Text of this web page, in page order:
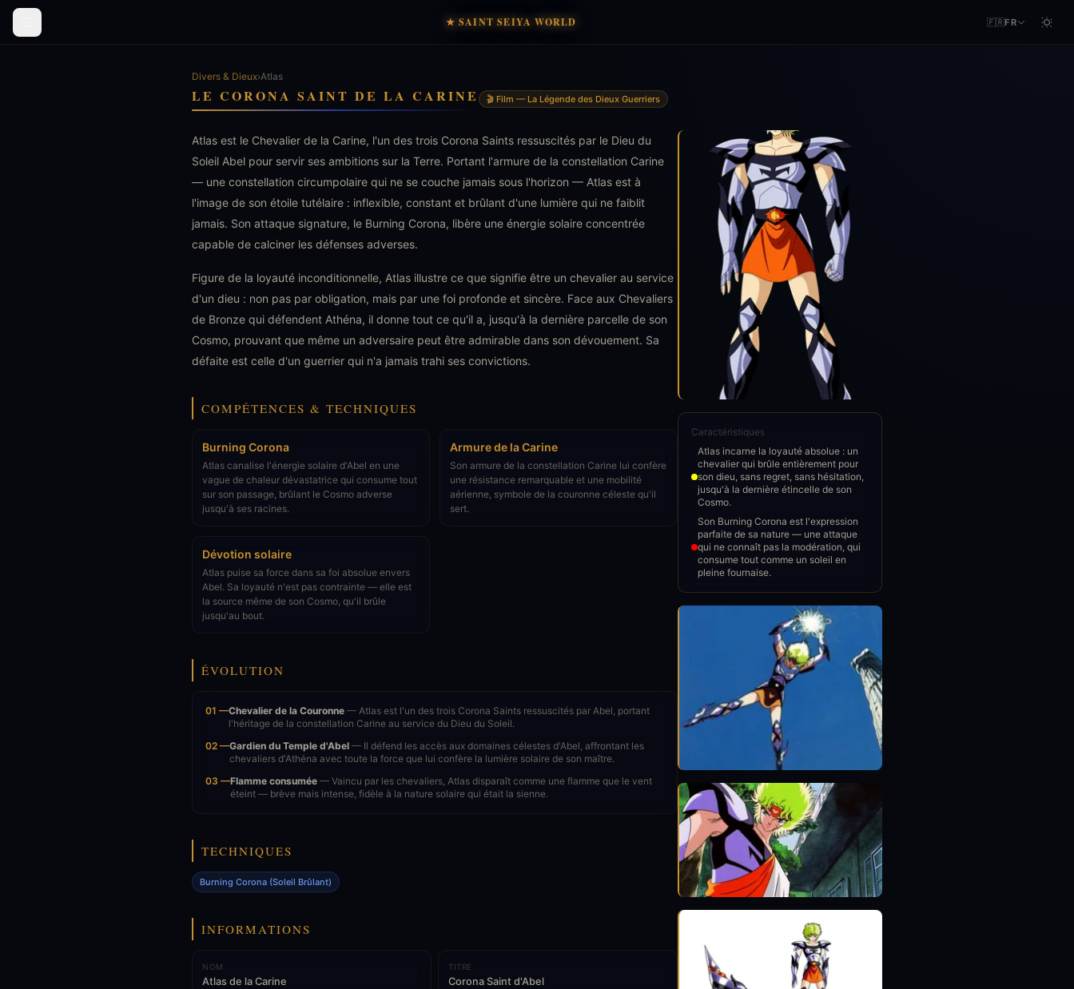
★ SAINT SEIYA WORLD 🇫🇷FR
Divers & Dieux›Atlas
LE CORONA SAINT DE LA CARINE 🎬 Film — La Légende des Dieux Guerriers
Atlas est le Chevalier de la Carine, l'un des trois Corona Saints ressuscités par le Dieu du
Soleil Abel pour servir ses ambitions sur la Terre. Portant l'armure de la constellation Carine
— une constellation circumpolaire qui ne se couche jamais sous l'horizon — Atlas est à
l'image de son étoile tutélaire : inflexible, constant et brûlant d'une lumière qui ne faiblit
jamais. Son attaque signature, le Burning Corona, libère une énergie solaire concentrée
capable de calciner les défenses adverses.
Figure de la loyauté inconditionnelle, Atlas illustre ce que signifie être un chevalier au service
d'un dieu : non pas par obligation, mais par une foi profonde et sincère. Face aux Chevaliers
de Bronze qui défendent Athéna, il donne tout ce qu'il a, jusqu'à la dernière parcelle de son
Cosmo, prouvant que même un adversaire peut être admirable dans son dévouement. Sa
défaite est celle d'un guerrier qui n'a jamais trahi ses convictions.
COMPÉTENCES & TECHNIQUES
Burning Corona
Atlas canalise l'énergie solaire d'Abel en une
vague de chaleur dévastatrice qui consume tout
sur son passage, brûlant le Cosmo adverse
jusqu'à ses racines.
Armure de la Carine
Son armure de la constellation Carine lui confère
une résistance remarquable et une mobilité
aérienne, symbole de la couronne céleste qu'il
sert.
Dévotion solaire
Atlas puise sa force dans sa foi absolue envers
Abel. Sa loyauté n'est pas contrainte — elle est
la source même de son Cosmo, qu'il brûle
jusqu'au bout.
ÉVOLUTION
01 —Chevalier de la Couronne — Atlas est l'un des trois Corona Saints ressuscités par Abel, portant
l'héritage de la constellation Carine au service du Dieu du Soleil.
02 —Gardien du Temple d'Abel — Il défend les accès aux domaines célestes d'Abel, affrontant les
chevaliers d'Athéna avec toute la force que lui confère la lumière solaire de son maître.
03 —Flamme consumée — Vaincu par les chevaliers, Atlas disparaît comme une flamme que le vent
éteint — brève mais intense, fidèle à la nature solaire qui était la sienne.
TECHNIQUES
Burning Corona (Soleil Brûlant)
INFORMATIONS
NOM
Atlas de la Carine
TITRE
Corona Saint d'Abel
Caractéristiques
Atlas incarne la loyauté absolue : un
chevalier qui brûle entièrement pour
son dieu, sans regret, sans hésitation,
jusqu'à la dernière étincelle de son
Cosmo.
Son Burning Corona est l'expression
parfaite de sa nature — une attaque
qui ne connaît pas la modération, qui
consume tout comme un soleil en
pleine fournaise.